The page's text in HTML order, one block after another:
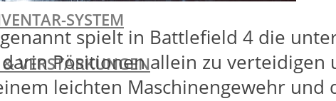
SYSTEM
VERSTÄRKUNGEN
spielt in Battlefield 4 die
Positionen allein zu verteidigen
leichten Maschinengewehr und